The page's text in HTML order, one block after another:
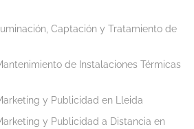
Captación y Tratamiento de
de Instalaciones Térmicas
y Publicidad en Lleida
y Publicidad a Distancia en